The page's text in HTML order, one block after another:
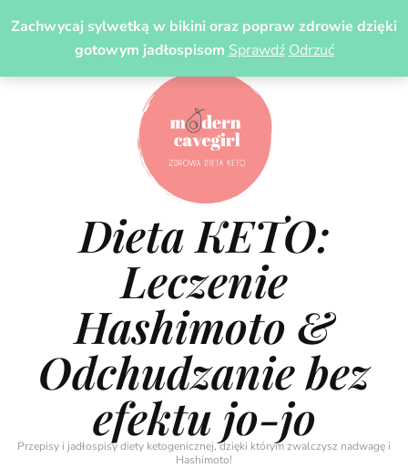
Zachwycaj sylwetką w bikini oraz popraw zdrowie dzięki
gotowym jadłospisom Sprawdź Odrzuć
Dieta KETO:
Leczenie
Hashimoto &
Odchudzanie bez
efektu jo-jo
Przepisy i jadłospisy diety ketogenicznej, dzięki którym zwalczysz nadwagę i
Hashimoto!